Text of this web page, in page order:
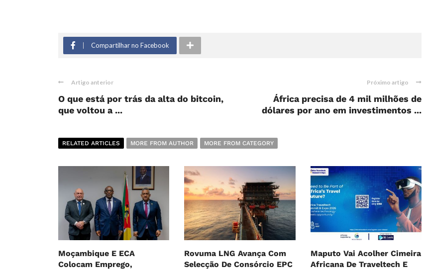
Compartilhar no Facebook
Artigo anterior
O que está por trás da alta do bitcoin,
que voltou a ...
Próximo artigo
África precisa de 4 mil milhões de
dólares por ano em investimentos ...
RELATED ARTICLES MORE FROM AUTHOR MORE FROM CATEGORY
Moçambique E ECA
Colocam Emprego,
Rovuma LNG Avança Com
Selecção De Consórcio EPC
Maputo Vai Acolher Cimeira
Africana De Traveltech E